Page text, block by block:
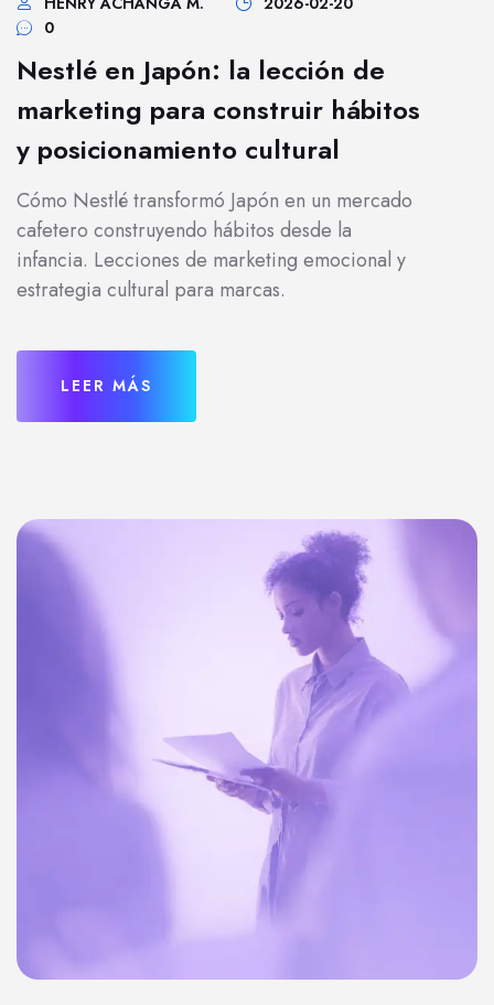
0
Nestlé en Japón: la lección de
marketing para construir hábitos
y posicionamiento cultural
Cómo Nestlé transformó Japón en un mercado
cafetero construyendo hábitos desde la
infancia. Lecciones de marketing emocional y
estrategia cultural para marcas.
LEER MÁS